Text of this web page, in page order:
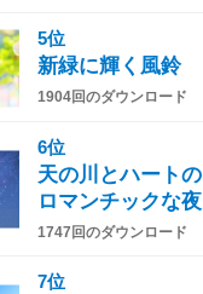
5位
新緑に輝く風鈴
1904回のダウンロード
6位
天の川とハートの
ロマンチックな夜
1747回のダウンロード
7位